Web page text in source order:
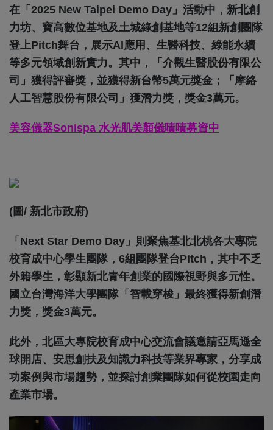
在「2025 New Taipei Demo Day」活動中，新北創
力坊、寶高數位基地及土城綠創基地等12組新創團隊
登上Pitch舞台，展示AI應用、生醫科技、綠能永續
等多元領域創新實力。其中，「介觀生醫股份有限公
司」獲得評審獎，並獲得新台幣5萬元獎金；「摩絡
人工智慧股份有限公司」獲潛力獎，獎金3萬元。
美容儀器Sonispa 水光肌美顏儀嘖嘖募資中
(圖/ 新北市政府)
「Next Star Demo Day」則聚焦基北北桃各大專院
校育成中心學生團隊，6組團隊登台Pitch，其中不乏
外籍學生，彰顯新北青年創業的國際視野與多元性。
國立台灣海洋大學團隊「智載穿梭」最終獲得新創潛
力獎，獎金3萬元。
此外，北區大專院校育成中心交流會議邀請亞馬遜全
球開店、安思創扶及知識力科技等業界專家，分享成
功案例與市場趨勢，並探討創業團隊如何從校園走向
產業市場。